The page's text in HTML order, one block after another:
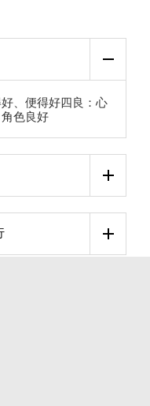
、便得好四良：心
色良好